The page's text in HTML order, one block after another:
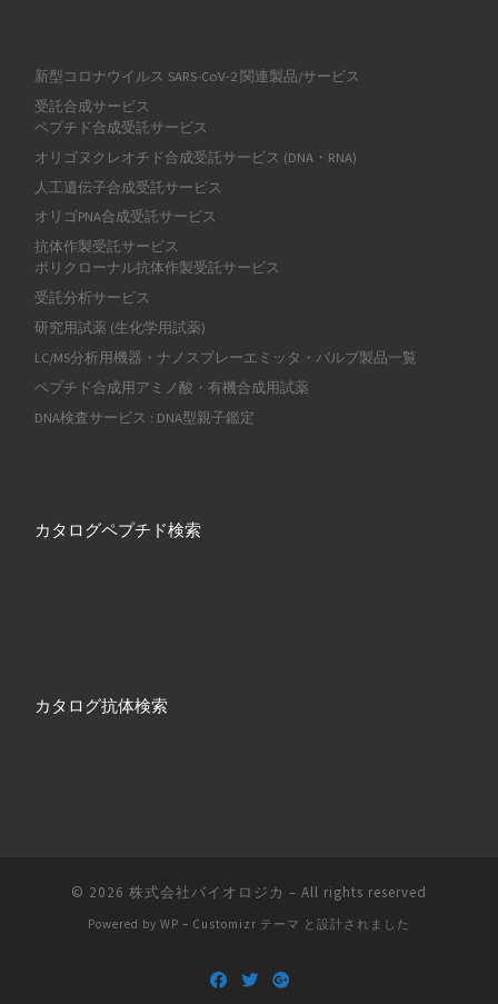
新型コロナウイルス SARS-CoV-2 関連製品/サービス
受託合成サービス
ペプチド合成受託サービス
オリゴヌクレオチド合成受託サービス (DNA・RNA)
人工遺伝子合成受託サービス
オリゴPNA合成受託サービス
抗体作製受託サービス
ポリクローナル抗体作製受託サービス
受託分析サービス
研究用試薬 (生化学用試薬)
LC/MS分析用機器・ナノスプレーエミッタ・バルブ製品一覧
ペプチド合成用アミノ酸・有機合成用試薬
DNA検査サービス : DNA型親子鑑定
カタログペプチド検索
カタログ抗体検索
© 2026 株式会社バイオロジカ – All rights reserved
Powered by WP – Customizr テーマ と設計されました